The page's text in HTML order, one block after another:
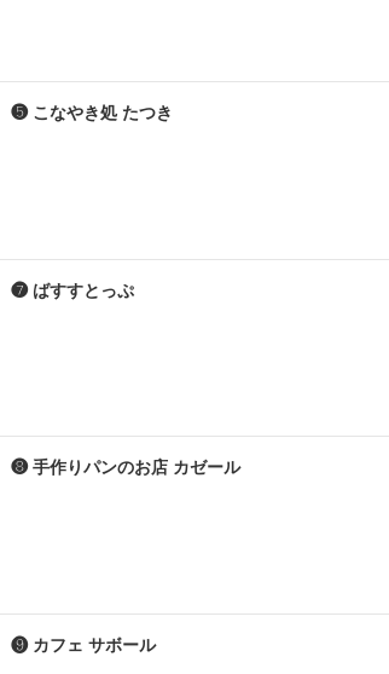
❺ こなやき処 たつき
❼ ばすすとっぷ
❽ 手作りパンのお店 カゼール
❾ カフェ サボール